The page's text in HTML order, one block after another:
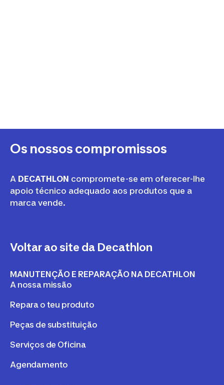
Os nossos compromissos
A DECATHLON compromete-se em oferecer-lhe
apoio técnico adequado aos produtos que a
marca vende.
Voltar ao site da Decathlon
MANUTENÇÃO E REPARAÇÃO NA DECATHLON
A nossa missão
Repara o teu produto
Peças de substituição
Serviços de Oficina
Agendamento